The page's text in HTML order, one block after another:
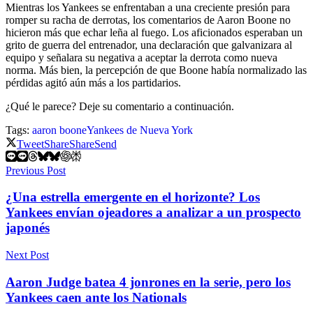
Mientras los Yankees se enfrentaban a una creciente presión para
romper su racha de derrotas, los comentarios de Aaron Boone no
hicieron más que echar leña al fuego. Los aficionados esperaban un
grito de guerra del entrenador, una declaración que galvanizara al
equipo y señalara su negativa a aceptar la derrota como nueva
norma. Más bien, la percepción de que Boone había normalizado las
pérdidas agitó aún más a los partidarios.
¿Qué le parece? Deje su comentario a continuación.
Tags: aaron booneYankees de Nueva York
TweetShareShareSend
Previous Post
¿Una estrella emergente en el horizonte? Los
Yankees envían ojeadores a analizar a un prospecto
japonés
Next Post
Aaron Judge batea 4 jonrones en la serie, pero los
Yankees caen ante los Nationals